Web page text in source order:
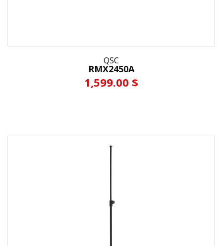
QSC
RMX2450A
1,599.00 $